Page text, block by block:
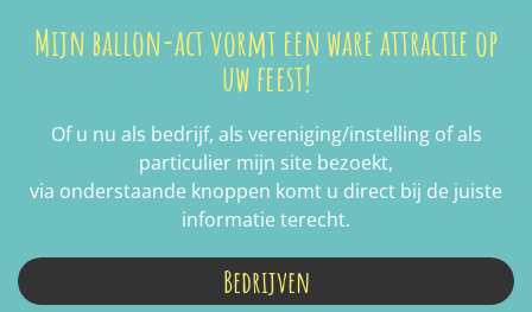
Mijn ballon-act vormt een ware attractie op
uw feest!
Of u nu als bedrijf, als vereniging/instelling of als
particulier mijn site bezoekt,
via onderstaande knoppen komt u direct bij de juiste
informatie terecht.
Bedrijven